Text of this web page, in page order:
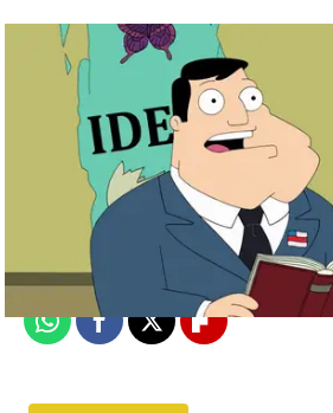
Madrid
Publicado: 23 de diciembre de
WhatsappFacebook
X Flipboard